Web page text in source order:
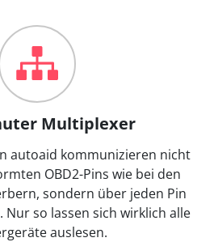
Multiplexer
autoaid kommunizieren nicht
OBD2-Pins wie bei den
sondern über jeden Pin
Nur so lassen sich wirklich alle
auslesen.